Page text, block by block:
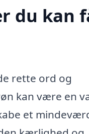
du kan
rette ord og
kan være en
et